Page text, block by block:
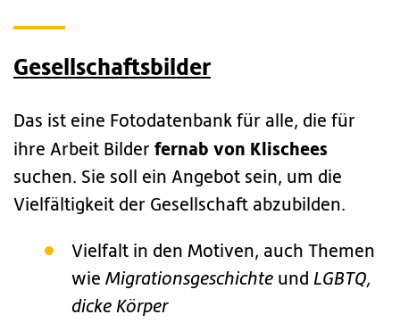
Gesellschaftsbilder
Das ist eine Fotodatenbank für alle, die für
ihre Arbeit Bilder fernab von Klischees
suchen. Sie soll ein Angebot sein, um die
Vielfältigkeit der Gesellschaft abzubilden.
Vielfalt in den Motiven, auch Themen
wie Migrationsgeschichte und LGBTQ,
dicke Körper